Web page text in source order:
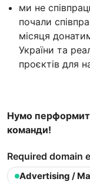
ми не
почали
місяця
України та
проєктів для
Нумо
команди!
Required domain
Advertising /